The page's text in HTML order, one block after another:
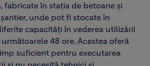
fabricate în stația de betoane și
unde pot fi stocate în
capacități în vederea utilizării
48 ore. Acestea oferă
suficient pentru executarea